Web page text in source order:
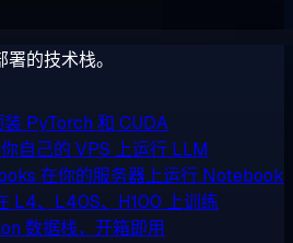
的技术栈。
装 PyTorch 和 CUDA
自己的 VPS 上运行 LLM
在你的服务器上运行 Notebook
L4、L40S、H100 上训练
数据栈，开箱即用